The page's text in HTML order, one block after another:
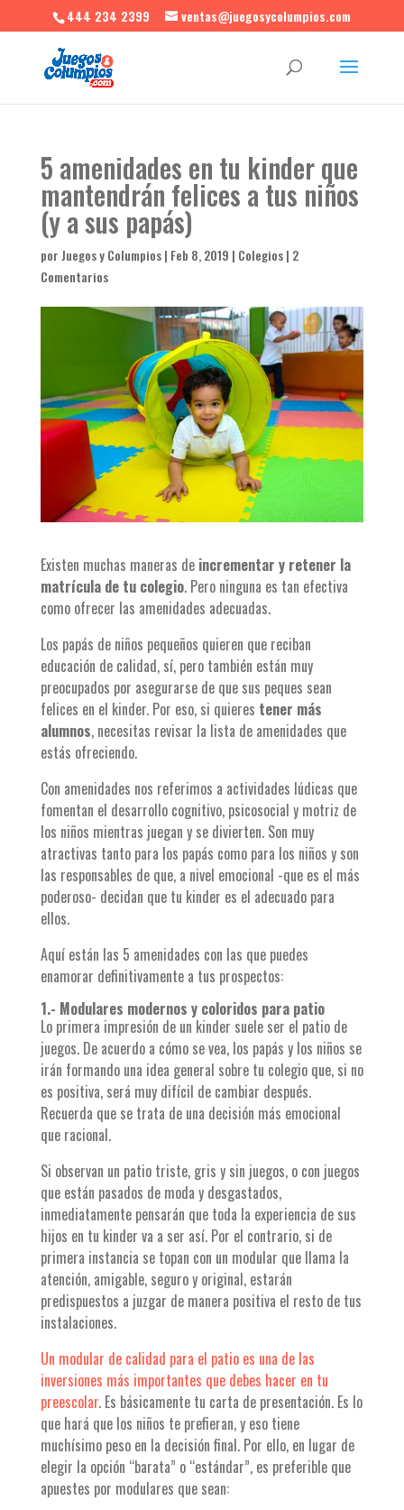
444 234 2399 ventas@juegosycolumpios.com
5 amenidades en tu kinder que
mantendrán felices a tus niños
(y a sus papás)
porJuegos y Columpios| Feb 8, 2019 | Colegios| 2
Comentarios
Existen muchas maneras deincrementar y retener la
matrícula de tu colegio. Pero ninguna es tan efectiva
como ofrecer las amenidades adecuadas.
Los papás de niños pequeños quieren que reciban
educación de calidad, sí, pero también están muy
preocupados por asegurarse de que sus peques sean
felices en el kinder. Por eso, si quieres tener más
alumnos, necesitas revisar la lista de amenidades que
estás ofreciendo.
Con amenidades nos referimos a actividades lúdicas que
fomentan el desarrollo cognitivo, psicosocial y motriz de
los niños mientras juegan y se divierten. Son muy
atractivas tanto para los papás como para los niños y son
las responsables de que, a nivel emocional -que es el más
poderoso- decidan que tu kinder es el adecuado para
ellos.
Aquí están las 5 amenidades con las que puedes
enamorar definitivamente a tus prospectos:
1.- Modulares modernos y coloridos para patio
Lo primera impresión de un kinder suele ser el patio de
juegos. De acuerdo a cómo se vea, los papás y los niños se
irán formando una idea general sobre tu colegio que, si no
es positiva, será muy difícil de cambiar después.
Recuerda que se trata de una decisión más emocional
que racional.
Si observan un patio triste, gris y sin juegos, o con juegos
que están pasados de moda y desgastados,
inmediatamente pensarán que toda la experiencia de sus
hijos en tu kinder va a ser así. Por el contrario, si de
primera instancia se topan con un modular que llama la
atención, amigable, seguro y original, estarán
predispuestos a juzgar de manera positiva el resto de tus
instalaciones.
Un modular de calidad para el patio es una de las
inversiones más importantes que debes hacer en tu
preescolar. Es básicamente tu carta de presentación. Es lo
que hará que los niños te prefieran, y eso tiene
muchísimo peso en la decisión final. Por ello, en lugar de
elegir la opción “barata” o “estándar”, es preferible que
apuestes por modulares que sean: